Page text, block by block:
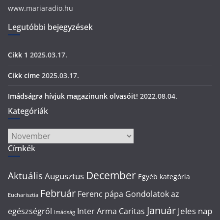
www.mariaradio.hu
Legutóbbi bejegyzések
Cikk 1 2025.03.17.
Cikk címe 2025.03.17.
Imádságra hívjuk magazinunk olvasóit! 2022.08.04.
Kategóriák
Kategóriák
Címkék
AktuálisAugusztus December Egyéb kategória
Eucharisztia Február Ferenc pápa Gondolatok az
egészségről Imádság Inter Arma Caritas Január Jeles nap